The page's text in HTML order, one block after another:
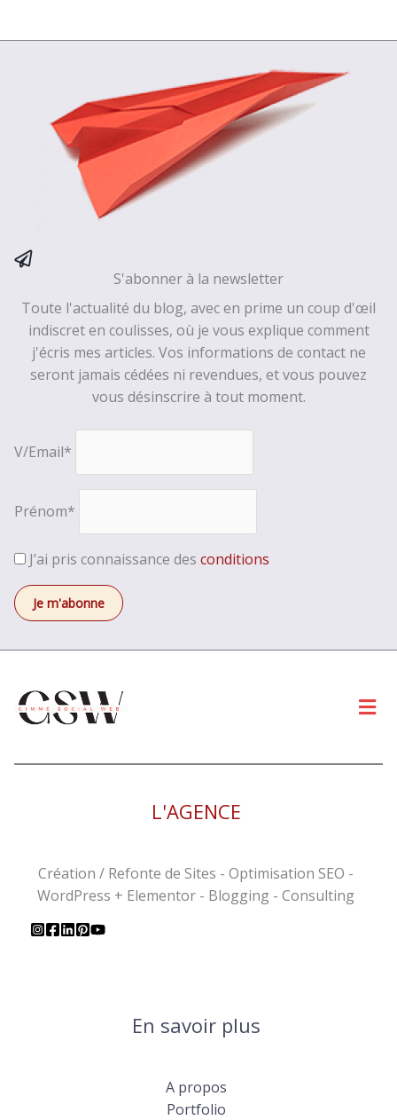
S'abonner à la newsletter
Toute l'actualité du blog, avec en prime un coup d'œil
indiscret en coulisses, où je vous explique comment
j'écris mes articles. Vos informations de contact ne
seront jamais cédées ni revendues, et vous pouvez
vous désinscrire à tout moment.
V/Email*
Prénom*
J’ai pris connaissance des conditions
L'AGENCE
Création / Refonte de Sites - Optimisation SEO -
WordPress + Elementor - Blogging - Consulting
En savoir plus
A propos
Portfolio